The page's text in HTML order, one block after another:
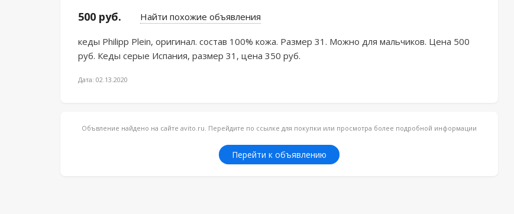
500 руб. Найти похожие объявления
кеды Philipp Plein, оригинал. состав 100% кожа. Размер 31. Можно для мальчиков. Цена 500
руб. Кеды серые Испания, размер 31, цена 350 руб.
Дата: 02.13.2020
Объвление найдено на сайте avito.ru. Перейдите по ссылке для покупки или просмотра более подробной информации
Перейти к объявлению